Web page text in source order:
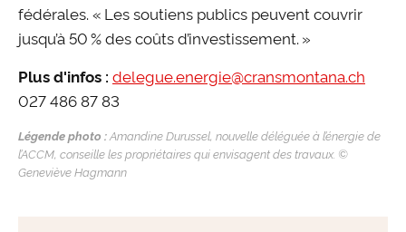
fédérales. « Les soutiens publics peuvent couvrir
jusqu’à 50 % des coûts d’investissement. »
Plus d'infos : delegue.energie@cransmontana.ch
027 486 87 83
Légende photo : Amandine Durussel, nouvelle déléguée à l’énergie de
l’ACCM, conseille les propriétaires qui envisagent des travaux. ©
Geneviève Hagmann